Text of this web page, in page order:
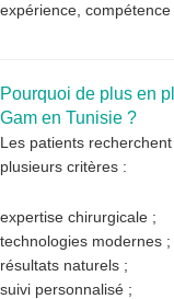
expérience, compétence
Pourquoi de plus en
Gam en Tunisie ?
Les patients
plusieurs critères :
expertise chirurgicale ;
technologies modernes ;
résultats naturels ;
suivi personnalisé ;